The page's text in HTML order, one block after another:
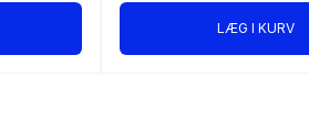
LÆG I KURV